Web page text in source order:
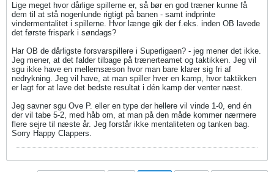
Lige meget hvor dårlige spillerne er, så bør en god træner kunne få
dem til at stå nogenlunde rigtigt på banen - samt indprinte
vindermentalitet i spillerne. Hvor længe gik der f.eks. inden OB lavede
det første frispark i søndags?
Har OB de dårligste forsvarspillere i Superligaen? - jeg mener det ikke.
Jeg mener, at det falder tilbage på trænerteamet og taktikken. Jeg vil
sgu ikke have en mellemsæson hvor man bare klarer sig fri af
nedrykning. Jeg vil have, at man spiller hver en kamp, hvor taktikken
er lagt for at lave det bedste resultat i dén kamp der venter næst.
Jeg savner sgu Ove P. eller en type der hellere vil vinde 1-0, end én
der vil tabe 5-2, med håb om, at man på den måde kommer nærmere
flere sejre til næste år. Jeg forstår ikke mentaliteten og tanken bag.
Sorry Happy Clappers.